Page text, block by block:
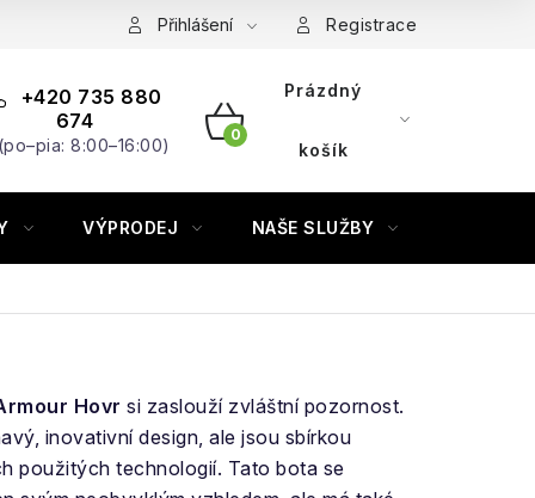
Přihlášení Registrace
+420 735 880
674
8:00–16:00) NÁKUPNÍ
Prázdný
košík
VÝPRODEJ NAŠE SLUŽBY
Hovr si zaslouží zvláštní pozornost.
inovativní design, ale jsou sbírkou
použitých technologií. Tato bota se